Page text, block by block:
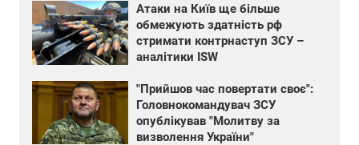
Атаки на Київ ще більше
обмежують здатність рф
стримати контрнаступ ЗСУ –
аналітики ISW
"Прийшов час повертати своє":
Головнокомандувач ЗСУ
опублікував "Молитву за
визволення України"